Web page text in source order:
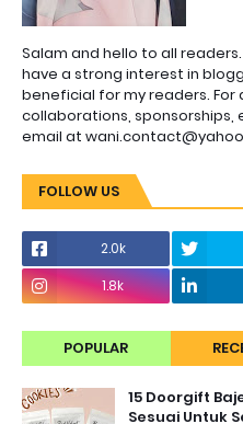
Salam and hello to all readers.
have a strong interest in
beneficial for my readers. For
collaborations, sponsorships,
email at
FOLLOW US
2.0k
1.8k
POPULAR
15 Doorgift
Sesuai Untuk